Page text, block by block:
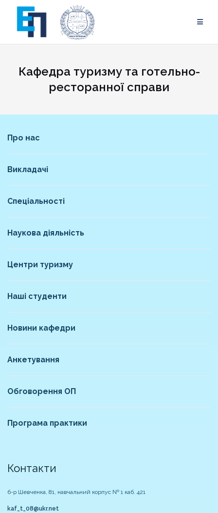
content
Кафедра туризму та готельно-
ресторанної справи
Про нас
Викладачі
Спеціальності
Наукова діяльність
Центри туризму
Наші студенти
Новини кафедри
Анкетування
Обговорення ОП
Програма практики
Контакти
б-р Шевченка, 81, навчальний корпус № 1 каб. 421
kaf_t_08@ukr.net